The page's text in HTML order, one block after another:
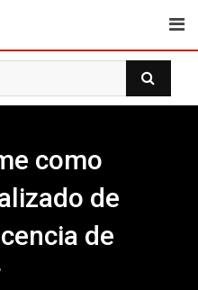
como
de
de